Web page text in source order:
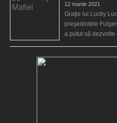
12 martie 2021
Graţie lui Lucky
preşedintele
a putut să